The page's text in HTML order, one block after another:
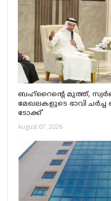
ബഹ്‌റൈന്റെ മുത്ത്,
മേഖലകളുടെ ഭാവി
ടോക്ക്'
August 07, 2026